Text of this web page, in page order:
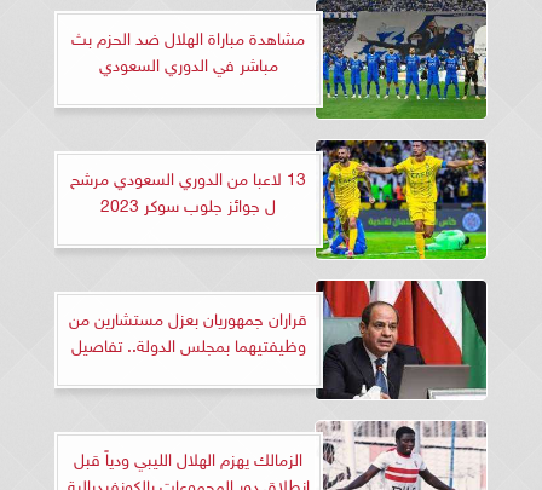
مشاهدة مباراة الهلال ضد الحزم بث
مباشر في الدوري السعودي
13 لاعبا من الدوري السعودي مرشح
ل جوائز جلوب سوكر 2023
قراران جمهوريان بعزل مستشارين من
وظيفتيهما بمجلس الدولة.. تفاصيل
الزمالك يهزم الهلال الليبي ودياً قبل
انطلاق دور المجموعات بالكونفيدرالية